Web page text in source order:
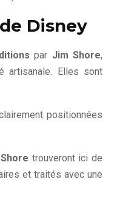
Disney
par Jim Shore,
artisanale. Elles sont
positionnées
trouveront ici de
et traités avec une